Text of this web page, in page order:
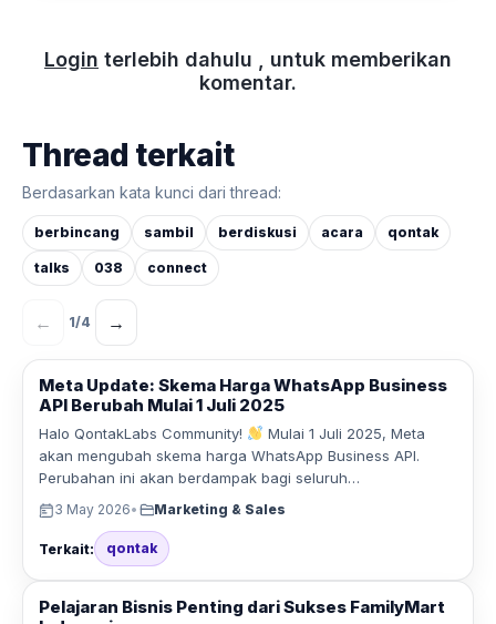
Login terlebih dahulu , untuk memberikan
komentar.
Thread terkait
Berdasarkan kata kunci dari thread:
berbincang sambil berdiskusi acara qontak
talks 038 connect
← 1/4 →
Meta Update: Skema Harga WhatsApp Business
API Berubah Mulai 1 Juli 2025
Halo QontakLabs Community!
Mulai 1 Juli 2025, Meta
akan mengubah skema harga WhatsApp Business API.
Perubahan ini akan berdampak bagi seluruh…
3 May 2026• Marketing & Sales
Terkait: qontak
Pelajaran Bisnis Penting dari Sukses FamilyMart